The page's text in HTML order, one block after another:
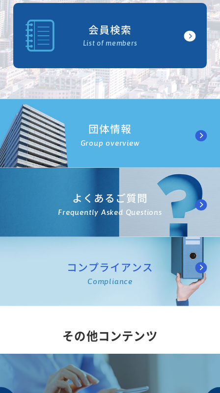
会員検索
List of members
団体情報
Group overview
よくあるご質問
Frequently Asked Questions
コンプライアンス
Compliance
その他コンテンツ